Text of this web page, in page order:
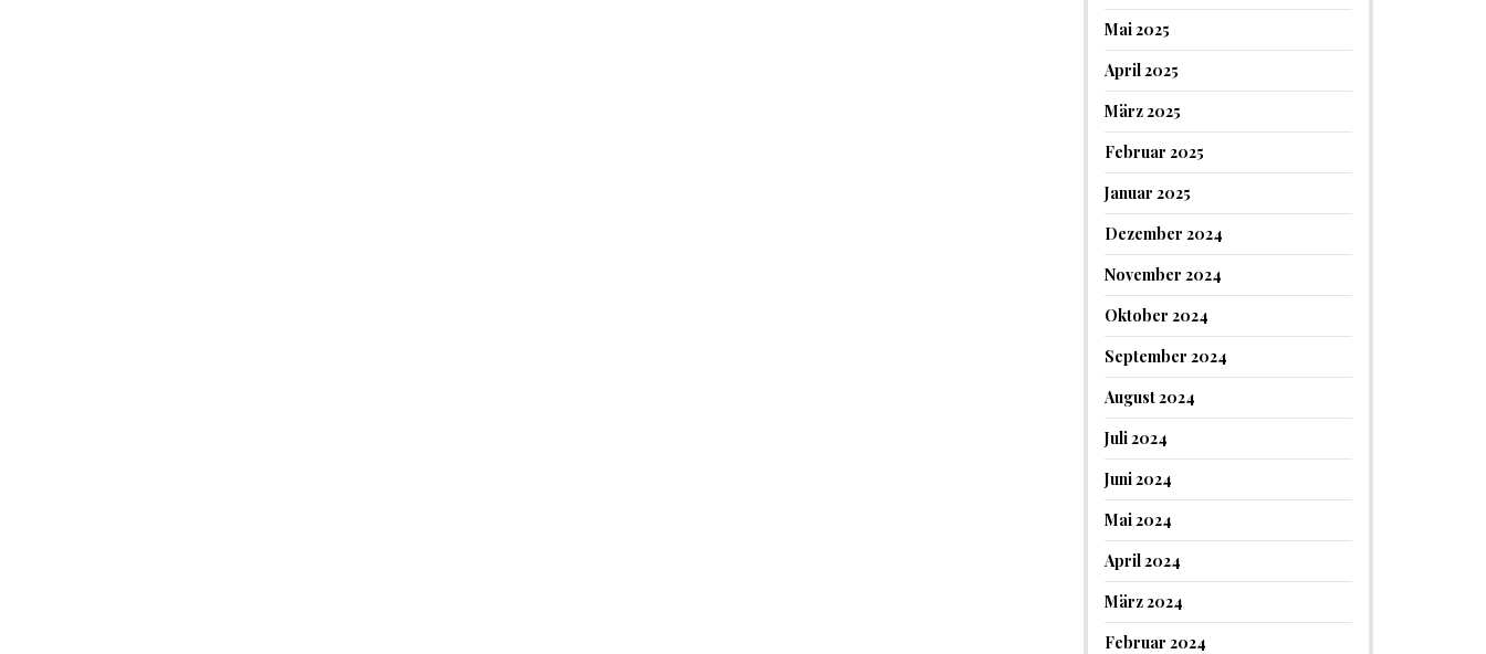
Mai 2025
April 2025
März 2025
Februar 2025
Januar 2025
Dezember 2024
November 2024
Oktober 2024
September 2024
August 2024
Juli 2024
Juni 2024
Mai 2024
April 2024
März 2024
Februar 2024